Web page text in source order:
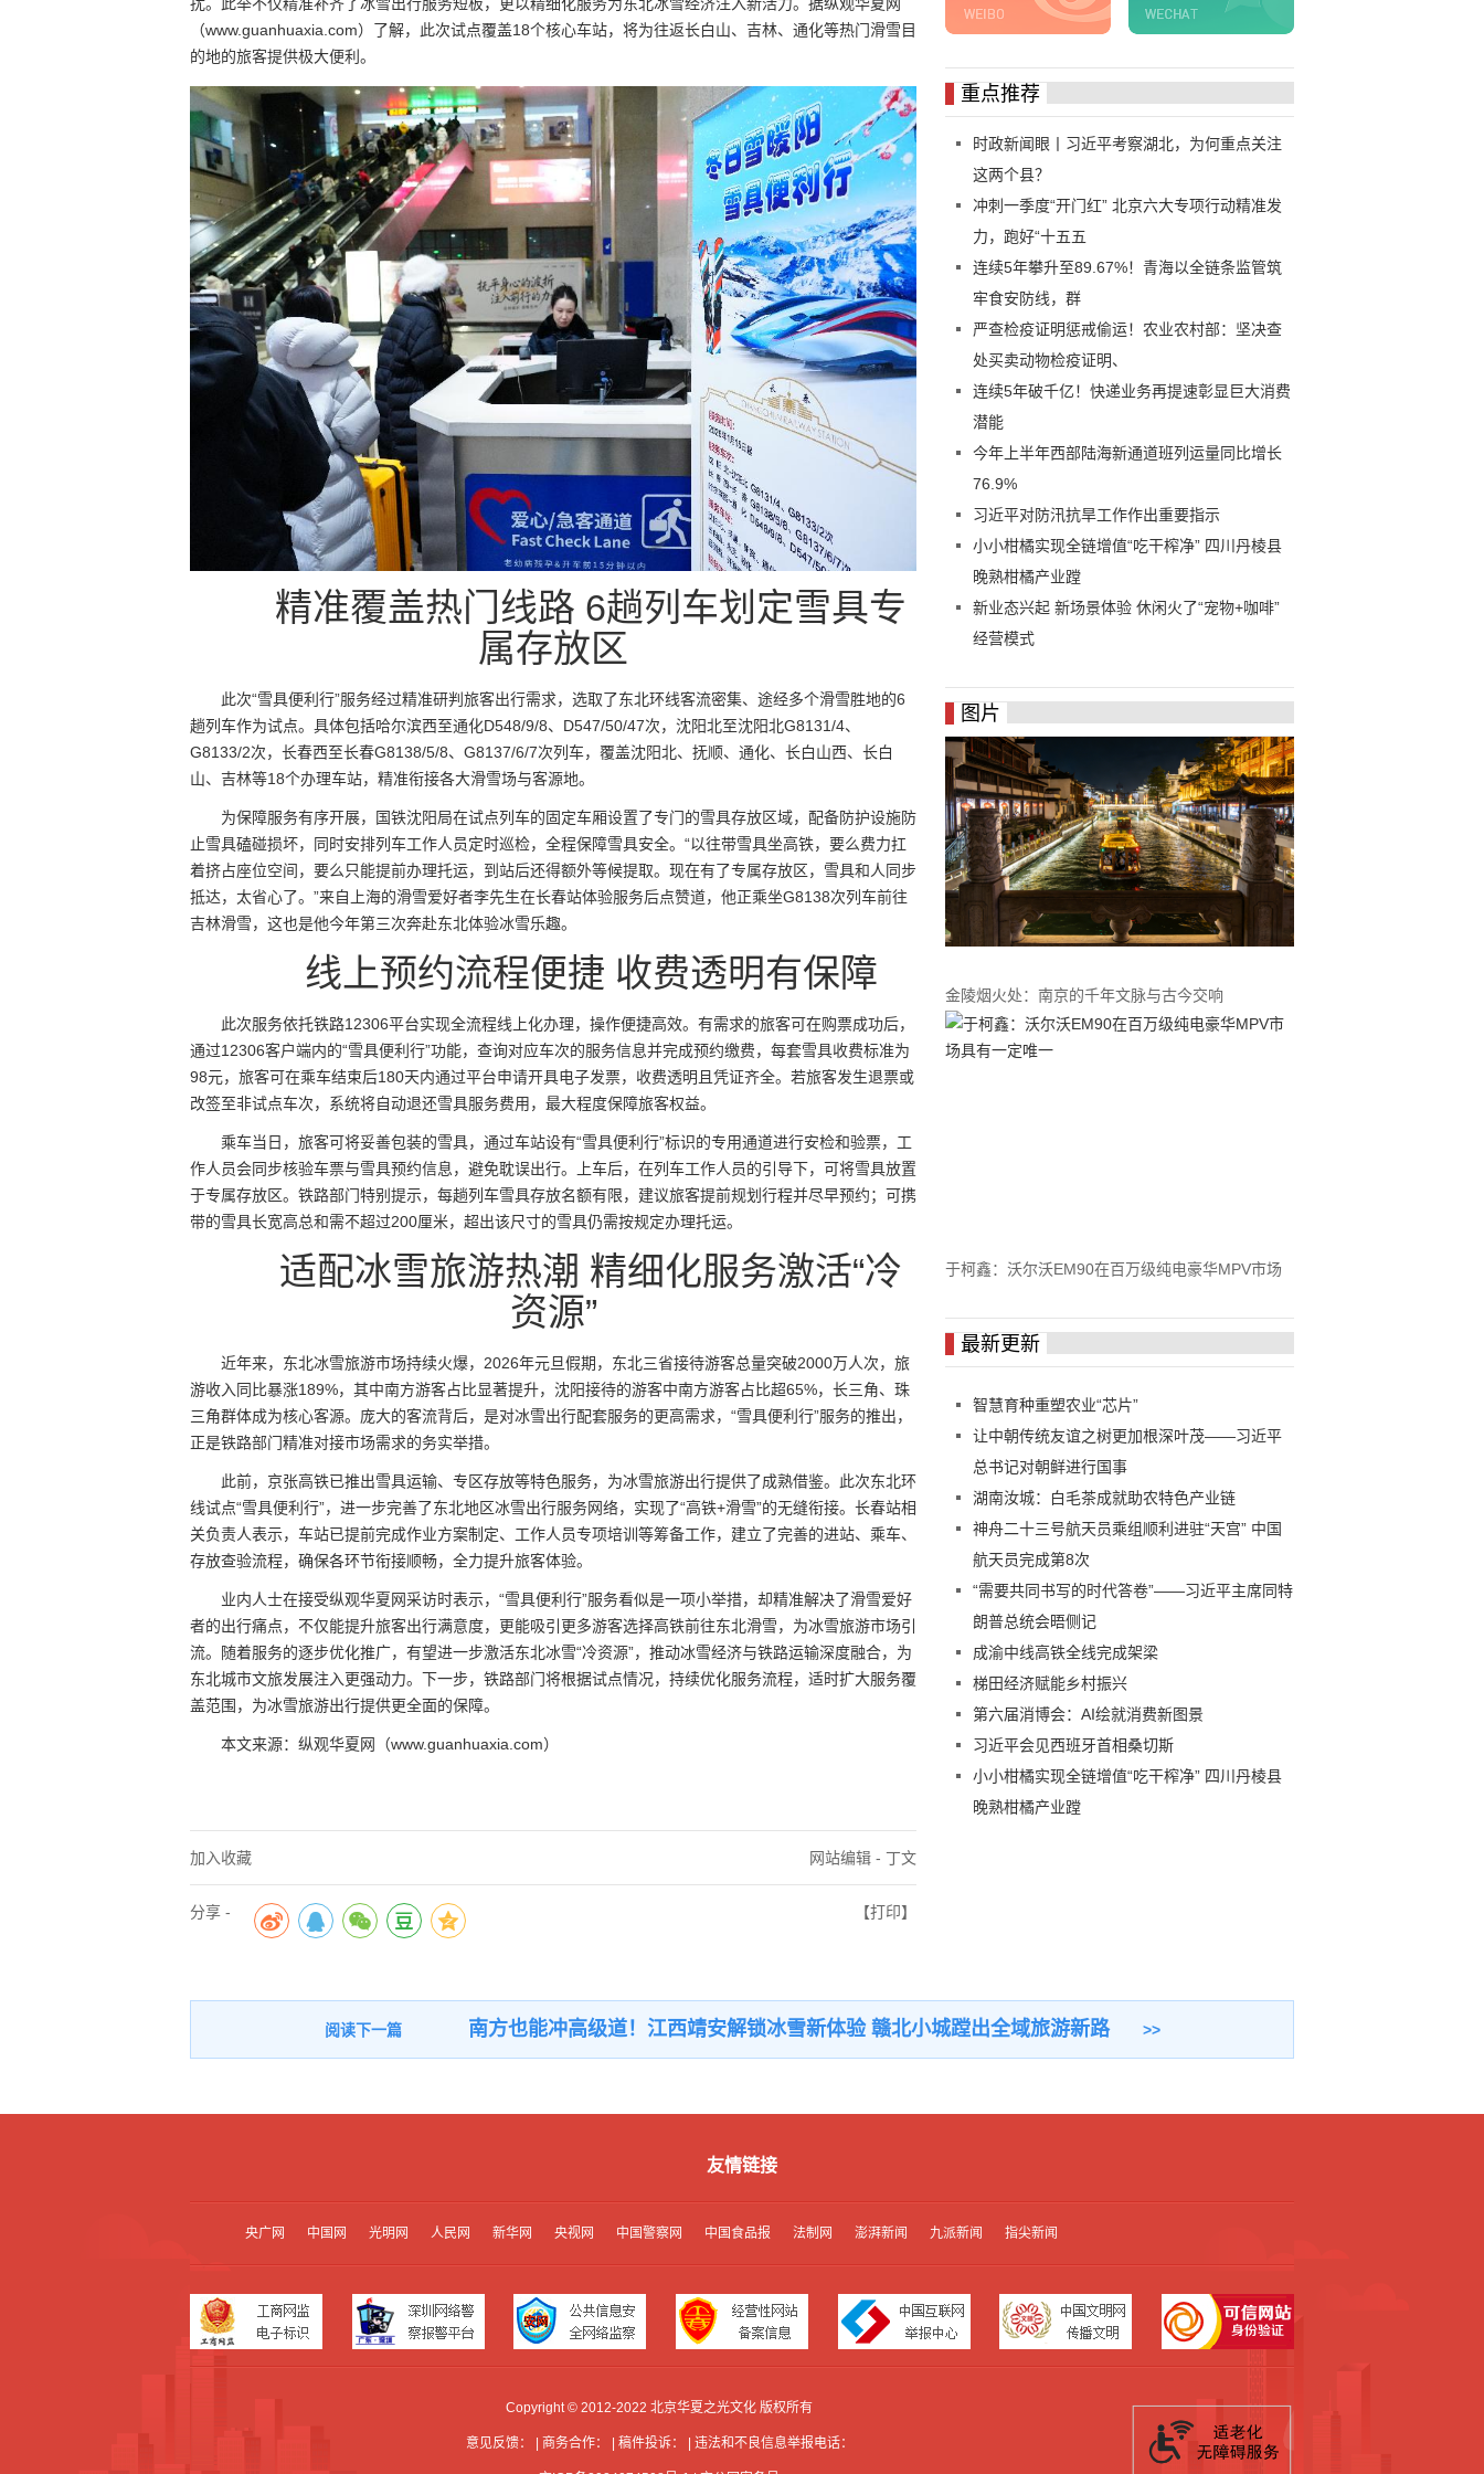
（www.guanhuaxia.com）了解，此次试点覆盖18个核心车站，将为往返长白山、吉林、通化等热门滑雪目
的地的旅客提供极大便利。
精准覆盖热门线路 6趟列车划定雪具专
属存放区
此次“雪具便利行”服务经过精准研判旅客出行需求，选取了东北环线客流密集、途经多个滑雪胜地的6
趟列车作为试点。具体包括哈尔滨西至通化D548/9/8、D547/50/47次，沈阳北至沈阳北G8131/4、
G8133/2次，长春西至长春G8138/5/8、G8137/6/7次列车，覆盖沈阳北、抚顺、通化、长白山西、长白
山、吉林等18个办理车站，精准衔接各大滑雪场与客源地。
为保障服务有序开展，国铁沈阳局在试点列车的固定车厢设置了专门的雪具存放区域，配备防护设施防
止雪具磕碰损坏，同时安排列车工作人员定时巡检，全程保障雪具安全。“以往带雪具坐高铁，要么费力扛
着挤占座位空间，要么只能提前办理托运，到站后还得额外等候提取。现在有了专属存放区，雪具和人同步
抵达，太省心了。”来自上海的滑雪爱好者李先生在长春站体验服务后点赞道，他正乘坐G8138次列车前往
吉林滑雪，这也是他今年第三次奔赴东北体验冰雪乐趣。
线上预约流程便捷 收费透明有保障
此次服务依托铁路12306平台实现全流程线上化办理，操作便捷高效。有需求的旅客可在购票成功后，
通过12306客户端内的“雪具便利行”功能，查询对应车次的服务信息并完成预约缴费，每套雪具收费标准为
98元，旅客可在乘车结束后180天内通过平台申请开具电子发票，收费透明且凭证齐全。若旅客发生退票或
改签至非试点车次，系统将自动退还雪具服务费用，最大程度保障旅客权益。
乘车当日，旅客可将妥善包装的雪具，通过车站设有“雪具便利行”标识的专用通道进行安检和验票，工
作人员会同步核验车票与雪具预约信息，避免耽误出行。上车后，在列车工作人员的引导下，可将雪具放置
于专属存放区。铁路部门特别提示，每趟列车雪具存放名额有限，建议旅客提前规划行程并尽早预约；可携
带的雪具长宽高总和需不超过200厘米，超出该尺寸的雪具仍需按规定办理托运。
适配冰雪旅游热潮 精细化服务激活“冷
资源”
近年来，东北冰雪旅游市场持续火爆，2026年元旦假期，东北三省接待游客总量突破2000万人次，旅
游收入同比暴涨189%，其中南方游客占比显著提升，沈阳接待的游客中南方游客占比超65%，长三角、珠
三角群体成为核心客源。庞大的客流背后，是对冰雪出行配套服务的更高需求，“雪具便利行”服务的推出，
正是铁路部门精准对接市场需求的务实举措。
此前，京张高铁已推出雪具运输、专区存放等特色服务，为冰雪旅游出行提供了成熟借鉴。此次东北环
线试点“雪具便利行”，进一步完善了东北地区冰雪出行服务网络，实现了“高铁+滑雪”的无缝衔接。长春站相
关负责人表示，车站已提前完成作业方案制定、工作人员专项培训等筹备工作，建立了完善的进站、乘车、
存放查验流程，确保各环节衔接顺畅，全力提升旅客体验。
业内人士在接受纵观华夏网采访时表示，“雪具便利行”服务看似是一项小举措，却精准解决了滑雪爱好
者的出行痛点，不仅能提升旅客出行满意度，更能吸引更多游客选择高铁前往东北滑雪，为冰雪旅游市场引
流。随着服务的逐步优化推广，有望进一步激活东北冰雪“冷资源”，推动冰雪经济与铁路运输深度融合，为
东北城市文旅发展注入更强动力。下一步，铁路部门将根据试点情况，持续优化服务流程，适时扩大服务覆
盖范围，为冰雪旅游出行提供更全面的保障。
本文来源：纵观华夏网（www.guanhuaxia.com）
加入收藏 网站编辑 - 丁文
分享 - 【打印】
重点推荐
时政新闻眼丨习近平考察湖北，为何重点关注
这两个县？
冲刺一季度“开门红” 北京六大专项行动精准发
力，跑好“十五五
连续5年攀升至89.67%！青海以全链条监管筑
牢食安防线，群
严查检疫证明惩戒偷运！农业农村部：坚决查
处买卖动物检疫证明、
连续5年破千亿！快递业务再提速彰显巨大消费
潜能
今年上半年西部陆海新通道班列运量同比增长
76.9%
习近平对防汛抗旱工作作出重要指示
小小柑橘实现全链增值“吃干榨净” 四川丹棱县
晚熟柑橘产业蹚
新业态兴起 新场景体验 休闲火了“宠物+咖啡”
经营模式
图片
金陵烟火处：南京的千年文脉与古今交响
于柯鑫：沃尔沃EM90在百万级纯电豪华MPV市场
最新更新
智慧育种重塑农业“芯片”
让中朝传统友谊之树更加根深叶茂——习近平
总书记对朝鲜进行国事
湖南汝城：白毛茶成就助农特色产业链
神舟二十三号航天员乘组顺利进驻“天宫” 中国
航天员完成第8次
“需要共同书写的时代答卷”——习近平主席同特
朗普总统会晤侧记
成渝中线高铁全线完成架梁
梯田经济赋能乡村振兴
第六届消博会：AI绘就消费新图景
习近平会见西班牙首相桑切斯
小小柑橘实现全链增值“吃干榨净” 四川丹棱县
晚熟柑橘产业蹚
南方也能冲高级道！江西靖安解锁冰雪新体验 赣北小城蹚出全域旅游新路
友情链接
央广网 中国网 光明网 人民网 新华网 央视网 中国警察网 中国食品报 法制网 澎湃新闻 九派新闻 指尖新闻
Copyright © 2012-2022 北京华夏之光文化 版权所有
意见反馈： | 商务合作： | 稿件投诉： | 违法和不良信息举报电话：